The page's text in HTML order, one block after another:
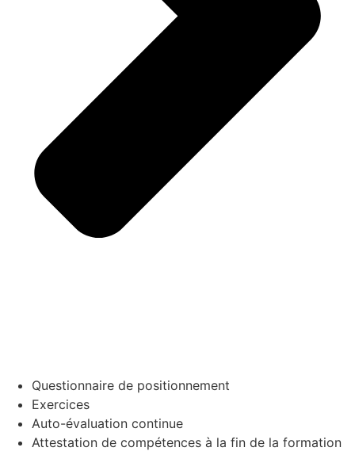
Questionnaire de positionnement
Exercices
Auto-évaluation continue
Attestation de compétences à la fin de la formation